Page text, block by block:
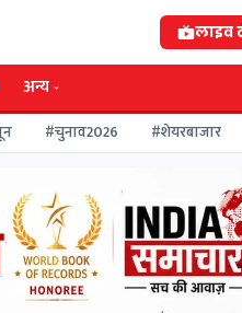
लाइव
अन्य
#चुनाव2026 #शेयरबाजार